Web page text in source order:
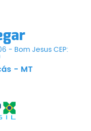
- Bom Jesus CEP:
- MT